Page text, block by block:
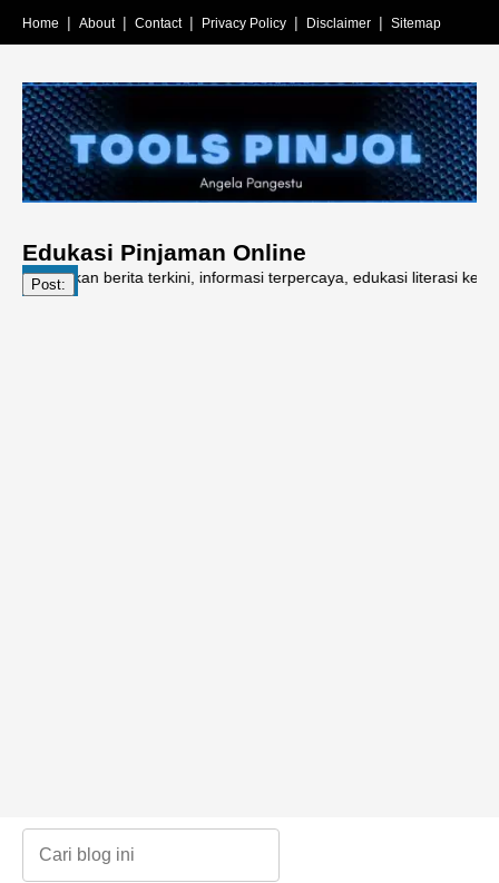
Home About Contact Privacy Policy Disclaimer Sitemap
Edukasi Pinjaman Online
Post:
berita terkini, informasi terpercaya, edukasi literasi keuangan,